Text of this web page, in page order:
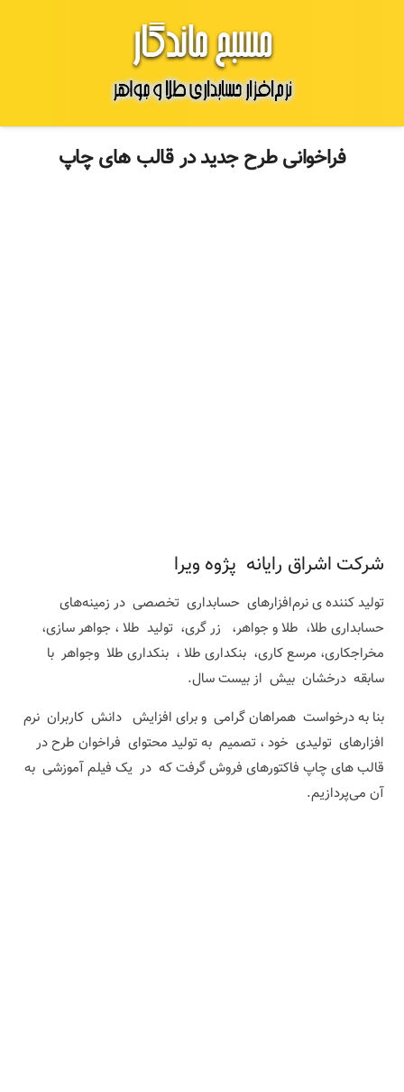
فراخوانی طرح جدید در قالب های چاپ
شرکت اشراق رایانه پژوه ویرا
تولید کننده ‌ی نرم‌افزارهای حسابداری تخصصی در زمینه‌های
حسابداری طلا، طلا و جواهر، زر گری، تولید طلا ، جواهر سازی،
مخراجکاری، مرسع کاری، بنکداری طلا ، بنکداری طلا وجواهر با
سابقه درخشان بیش از بیست سال.
بنا به درخواست همراهان گرامی و برای افزایش دانش کاربران نرم
افزارهای تولیدی خود ، تصمیم به تولید محتوای فراخوان طرح در
قالب های چاپ فاکتورهای فروش گرفت که در یک فیلم آموزشی به
آن می‌پردازیم.